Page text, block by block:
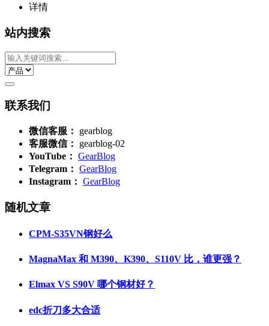
详情
站内搜索
联系我们
微信客服：
gearblog
客服微信：
gearblog-02
YouTube： GearBlog
Telegram： GearBlog
Instagram： GearBlog
随机文章
CPM-S35VN钢好么
MagnaMax 和 M390、K390、S110V 比，谁更强？
Elmax VS S90V 哪个钢材好？
edc折刀多大合适